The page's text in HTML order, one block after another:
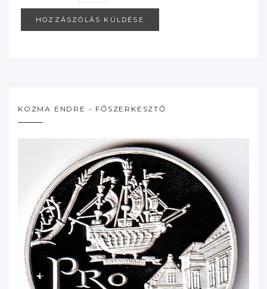
KOZMA ENDRE - FŐSZERKESZTŐ